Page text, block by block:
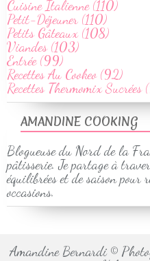
AMANDINE COOKING
Blogueuse du Nord de la
pâtisserie. Je partage à
équilibrées et de saison
occasions.
Cuisine Italienne (110)
Petit-Déjeuner (110)
Petits Gâteaux (108)
Viandes (103)
Entrée (99)
Recettes Au Cookeo (92)
Recettes Thermomix
Amandine Bernardi ©